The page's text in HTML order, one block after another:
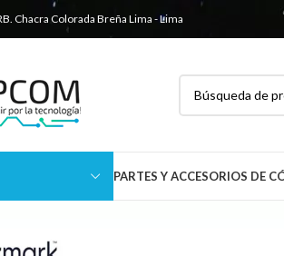
Chacra Colorada Breña Lima - Lima
PARTES Y ACCESORIOS DE